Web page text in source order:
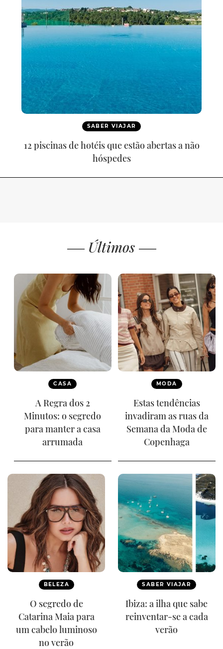
SABER VIAJAR
12 piscinas de hotéis que estão abertas a não
hóspedes
Últimos
CASA
A Regra dos 2
Minutos: o segredo
para manter a casa
arrumada
MODA
Estas tendências
invadiram as ruas da
Semana da Moda de
Copenhaga
BELEZA
O segredo de
Catarina Maia para
um cabelo luminoso
no verão
SABER VIAJAR
Ibiza: a ilha que sabe
reinventar-se a cada
verão